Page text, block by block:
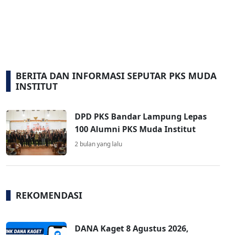
BERITA DAN INFORMASI SEPUTAR PKS MUDA
INSTITUT
DPD PKS Bandar Lampung Lepas
100 Alumni PKS Muda Institut
2 bulan yang lalu
REKOMENDASI
DANA Kaget 8 Agustus 2026,